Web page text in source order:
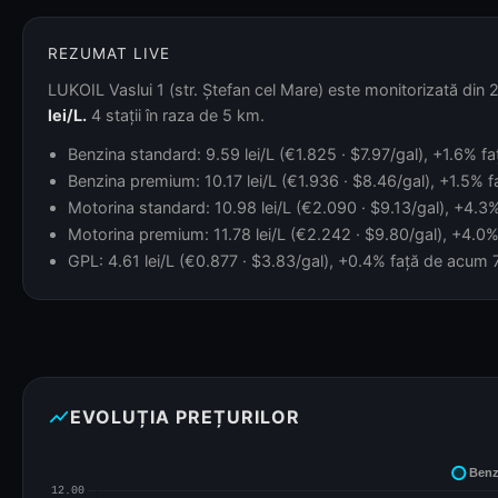
REZUMAT LIVE
LUKOIL Vaslui 1 (str. Ștefan cel Mare) este monitorizată
lei/L. 4 stații în raza de 5 km.
Benzina standard: 9.59 lei/L (€1.825 · $7.97/gal), +1.6%
Benzina premium: 10.17 lei/L (€1.936 · $8.46/gal),
Motorina standard: 10.98 lei/L (€2.090 · $9.13/gal),
Motorina premium: 11.78 lei/L (€2.242 · $9.80/gal),
GPL: 4.61 lei/L (€0.877 · $3.83/gal), +0.4% față de acum
show_chartEVOLUȚIA PREȚURILOR